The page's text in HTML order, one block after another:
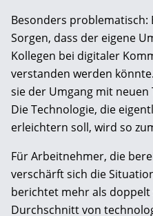
Besonders problematisch:
Sorgen, dass der eigene
Kollegen bei digitaler
verstanden werden
sie der Umgang mit
Die Technologie, die
erleichtern soll, wird so
Für Arbeitnehmer, die
verschärft sich die
berichtet mehr als doppelt
Durchschnitt von